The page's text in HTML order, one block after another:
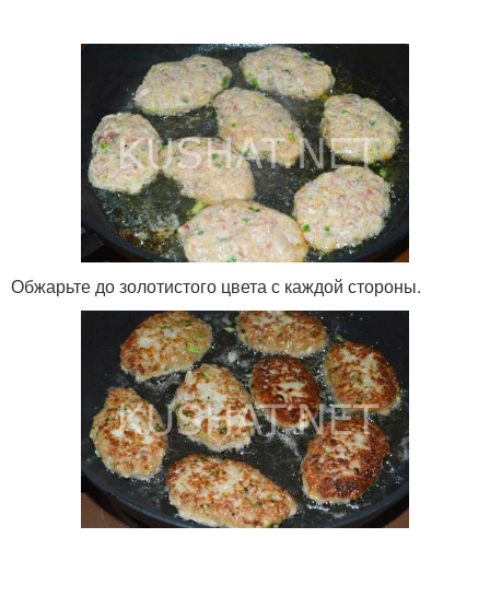
Обжарьте до золотистого цвета с каждой стороны.